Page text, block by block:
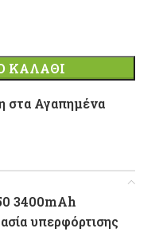
ΚΑΛΆΘΙ
στα Αγαπημένα
3400mAh
υπερφόρτισης